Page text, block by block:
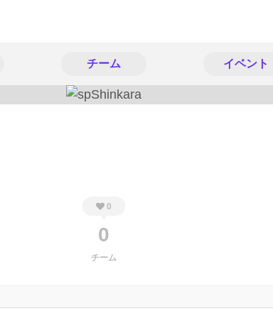
チーム イベント
0
0
チーム